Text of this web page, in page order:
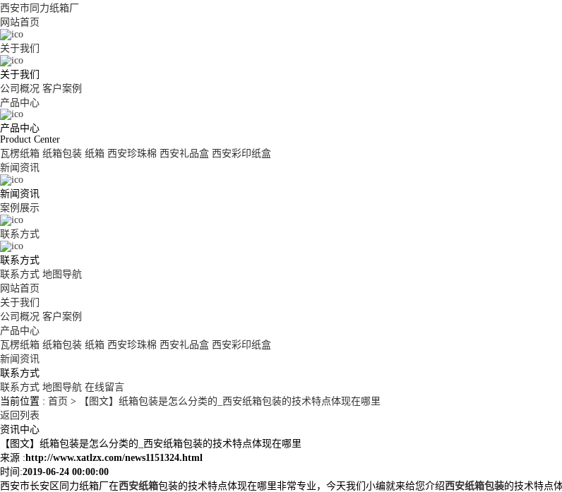
西安市同力纸箱厂
网站首页
关于我们
关于我们
公司概况 客户案例
产品中心
产品中心
Product Center
瓦楞纸箱 纸箱包装 纸箱 西安珍珠棉 西安礼品盒 西安彩印纸盒
新闻资讯
新闻资讯
案例展示
联系方式
联系方式
联系方式 地图导航
网站首页
关于我们
公司概况 客户案例
产品中心
瓦楞纸箱 纸箱包装 纸箱 西安珍珠棉 西安礼品盒 西安彩印纸盒
新闻资讯
联系方式
联系方式 地图导航 在线留言
当前位置 : 首页 >
【图文】纸箱包装是怎么分类的_西安纸箱包装的技术特点体现在哪里
返回列表
资讯中心
【图文】纸箱包装是怎么分类的_西安纸箱包装的技术特点体现在哪里
来源 :http://www.xatlzx.com/news1151324.html
时间:2019-06-24 00:00:00
西安市长安区同力纸箱厂在西安纸箱包装的技术特点体现在哪里非常专业，今天我们小编就来给您介绍西安纸箱包装的技术特点